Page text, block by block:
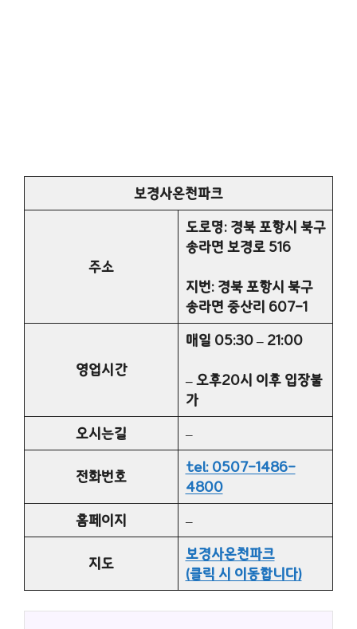
보경사온천파크
주소
도로명: 경북 포항시 북구
송라면 보경로 516
지번: 경북 포항시 북구
송라면 중산리 607-1
영업시간
매일 05:30 – 21:00
– 오후20시 이후 입장불
가
오시는길
–
전화번호
tel: 0507-1486-
4800
홈페이지
–
지도
보경사온천파크
(클릭 시 이동합니다)